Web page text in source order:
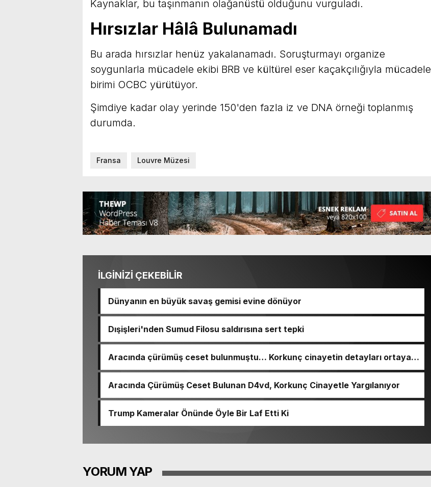
Kaynaklar, bu taşınmanın olağanüstü olduğunu vurguladı.
Hırsızlar Hâlâ Bulunamadı
Bu arada hırsızlar henüz yakalanamadı. Soruşturmayı organize
soygunlarla mücadele ekibi BRB ve kültürel eser kaçakçılığıyla mücadele
birimi OCBC yürütüyor.
Şimdiye kadar olay yerinde 150'den fazla iz ve DNA örneği toplanmış
durumda.
Fransa Louvre Müzesi
İLGİNİZİ ÇEKEBİLİR
Dünyanın en büyük savaş gemisi evine dönüyor
Dışişleri'nden Sumud Filosu saldırısına sert tepki
Aracında çürümüş ceset bulunmuştu… Korkunç cinayetin detayları ortaya
çıktı
Aracında Çürümüş Ceset Bulunan D4vd, Korkunç Cinayetle Yargılanıyor
Trump Kameralar Önünde Öyle Bir Laf Etti Ki
YORUM YAP